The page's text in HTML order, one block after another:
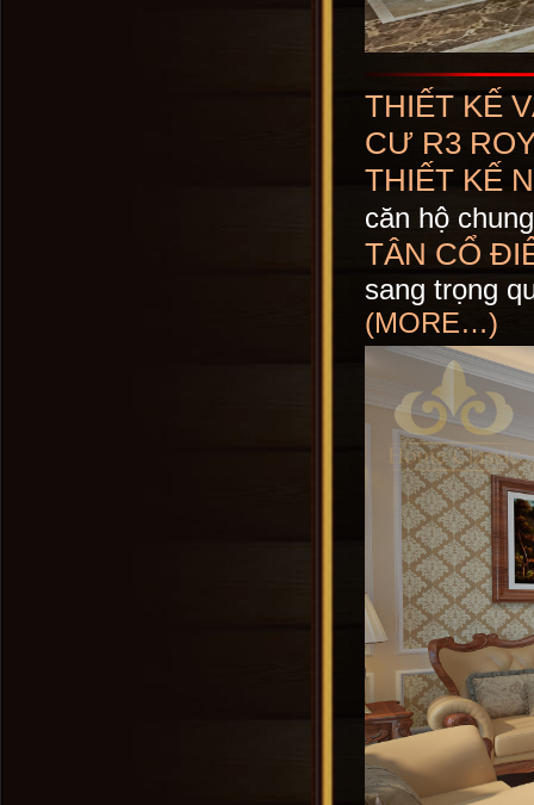
THIẾT KẾ
CƯ R3
THIẾT KẾ
căn hộ
TÂN CỔ
sang trọng
(MORE…)